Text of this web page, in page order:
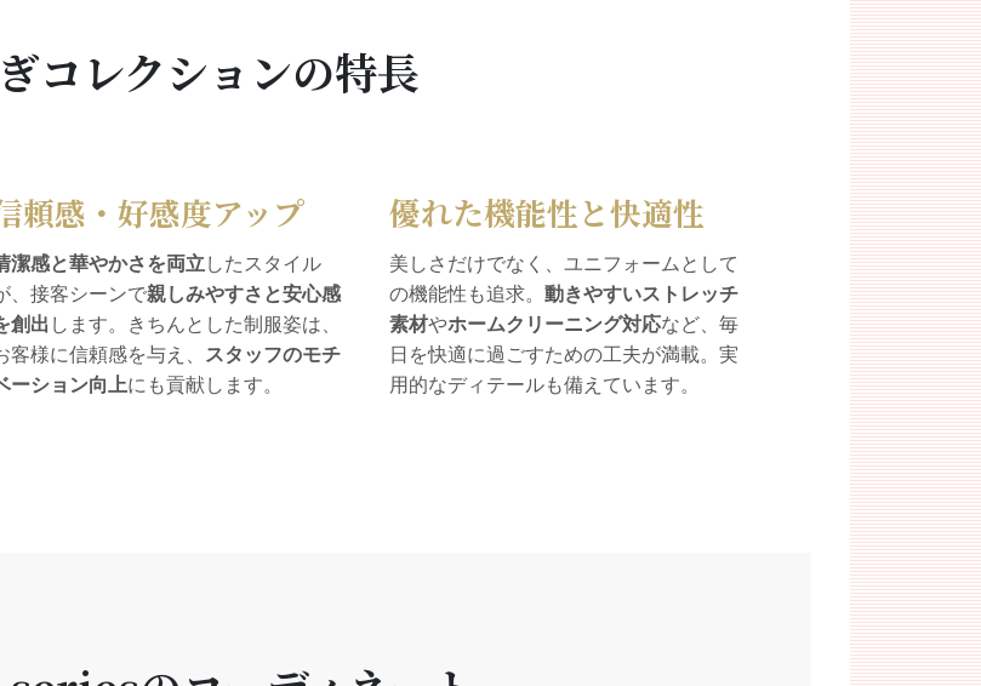
コレクションの特長
頼感・好感度アップ
潔感と華やかさを両立 したスタイル
、接客シーンで親しみやすさと安心感
創出 します。きちんとした制服姿は、
客様に信頼感を与え、
スタッフのモチ
ーション向上にも貢献します。
優れた機能性と快適性
美しさだけでなく、ユニフォームとして
の機能性も追求。 動きやすいストレッチ
素材やホームクリーニング対応など、毎
日を快適に過ごすための工夫が満載。実
用的なディテールも備えています。